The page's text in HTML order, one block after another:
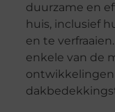
duurzame en
huis, inclusief
en te
enkele van de
ontwikkelingen